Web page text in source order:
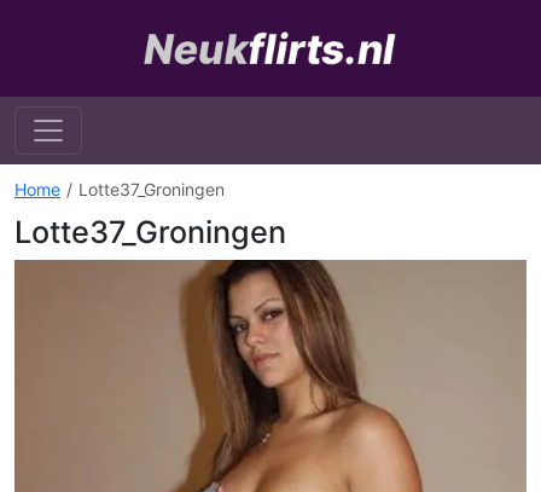
Home Lotte37_Groningen
Lotte37_Groningen